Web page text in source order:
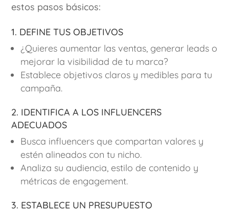
estos pasos básicos:
1. Define tus objetivos
¿Quieres aumentar las ventas, generar leads o
mejorar la visibilidad de tu marca?
Establece objetivos claros y medibles para tu
campaña.
2. Identifica a los influencers
adecuados
Busca influencers que compartan valores y
estén alineados con tu nicho.
Analiza su audiencia, estilo de contenido y
métricas de engagement.
3. Establece un presupuesto